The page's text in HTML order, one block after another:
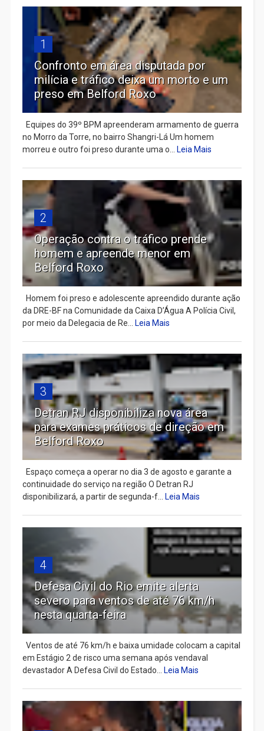
1
Confronto em área disputada por
milícia e tráfico deixa um morto e um
preso em Belford Roxo
Equipes do 39º BPM apreenderam armamento de guerra
no Morro da Torre, no bairro Shangri-Lá Um homem
morreu e outro foi preso durante uma o... Leia Mais
2
Operação contra o tráfico prende
homem e apreende menor em
Belford Roxo
Homem foi preso e adolescente apreendido durante ação
da DRE-BF na Comunidade da Caixa D’Água A Polícia Civil,
por meio da Delegacia de Re... Leia Mais
3
Detran RJ disponibiliza nova área
para exames práticos de direção em
Belford Roxo
Espaço começa a operar no dia 3 de agosto e garante a
continuidade do serviço na região O Detran RJ
disponibilizará, a partir de segunda-f... Leia Mais
4
Defesa Civil do Rio emite alerta
severo para ventos de até 76 km/h
nesta quarta-feira
Ventos de até 76 km/h e baixa umidade colocam a capital
em Estágio 2 de risco uma semana após vendaval
devastador A Defesa Civil do Estado... Leia Mais